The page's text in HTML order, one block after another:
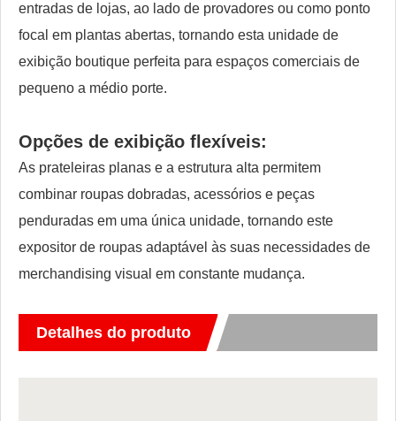
entradas de lojas, ao lado de provadores ou como ponto
focal em plantas abertas, tornando esta unidade de
exibição boutique perfeita para espaços comerciais de
pequeno a médio porte.
Opções de exibição flexíveis:
As prateleiras planas e a estrutura alta permitem
combinar roupas dobradas, acessórios e peças
penduradas em uma única unidade, tornando este
expositor de roupas adaptável às suas necessidades de
merchandising visual em constante mudança.
Detalhes do produto